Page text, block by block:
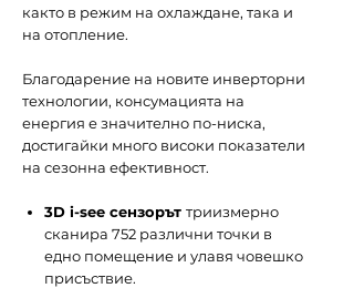
както в режим на охлаждане, така и
на отопление.
Благодарение на новите инверторни
технологии, консумацията на
енергия е значително по-ниска,
достигайки много високи показатели
на сезонна ефективност.
3D i-see сензорът триизмерно
сканира 752 различни точки в
едно помещение и улавя човешко
присъствие.